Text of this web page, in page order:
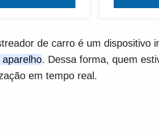
de carro é um dispositivo
. Dessa forma, quem
em tempo real.